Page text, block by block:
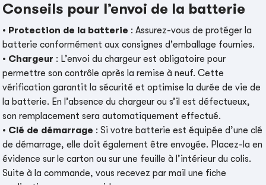
Conseils pour l’envoi de la batterie
• Protection de la batterie : Assurez-vous de protéger la
batterie conformément aux consignes d'emballage fournies.
• Chargeur : L’envoi du chargeur est obligatoire pour
permettre son contrôle après la remise à neuf. Cette
vérification garantit la sécurité et optimise la durée de vie de
la batterie. En l’absence du chargeur ou s’il est défectueux,
son remplacement sera automatiquement effectué.
• Clé de démarrage : Si votre batterie est équipée d’une clé
de démarrage, elle doit également être envoyée. Placez-la en
évidence sur le carton ou sur une feuille à l’intérieur du colis.
Suite à la commande, vous recevez par mail une fiche